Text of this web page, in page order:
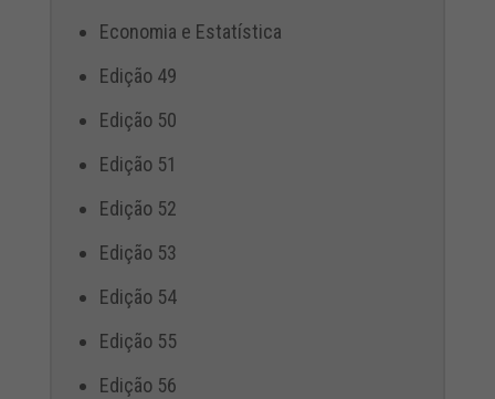
Economia e Estatística
Edição 49
Edição 50
Edição 51
Edição 52
Edição 53
Edição 54
Edição 55
Edição 56